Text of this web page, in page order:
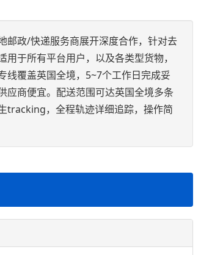
邮政/快递服务商展开深度合作，针对去
于所有平台用户，以及各类型货物，
线覆盖英国全境，5~7个工作日完成妥
应商便宜。配送范围可达英国全境多条
tracking，全程轨迹详细追踪，操作简